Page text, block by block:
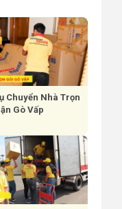
Chuyển Nhà Trọn
Gò Vấp